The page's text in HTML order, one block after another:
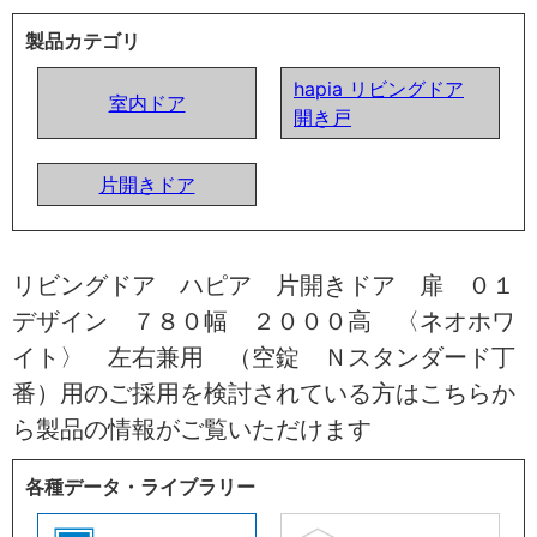
製品カテゴリ
室内ドア
hapia リビングドア
開き戸
片開きドア
リビングドア ハピア 片開きドア 扉 ０１
デザイン ７８０幅 ２０００高 〈ネオホワ
イト〉 左右兼用 （空錠 Ｎスタンダード丁
番）用のご採用を検討されている方はこちらか
ら製品の情報がご覧いただけます
各種データ・ライブラリー